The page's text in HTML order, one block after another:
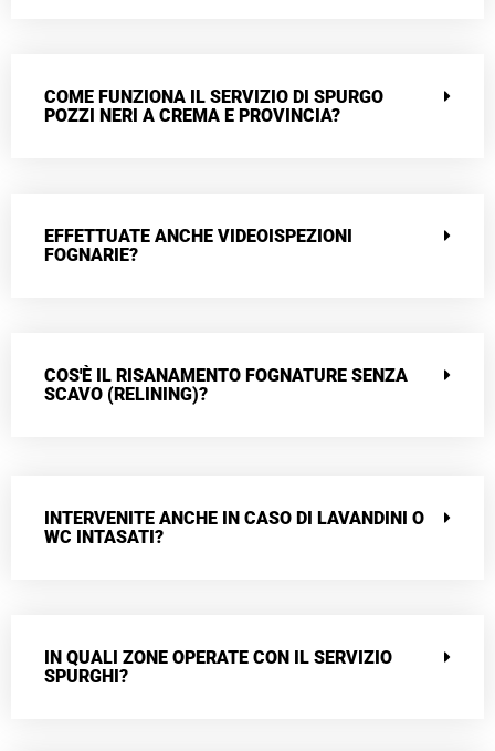
COME FUNZIONA IL SERVIZIO DI SPURGO
POZZI NERI A CREMA E PROVINCIA?
EFFETTUATE ANCHE VIDEOISPEZIONI
FOGNARIE?
COS'È IL RISANAMENTO FOGNATURE SENZA
SCAVO (RELINING)?
INTERVENITE ANCHE IN CASO DI LAVANDINI O
WC INTASATI?
IN QUALI ZONE OPERATE CON IL SERVIZIO
SPURGHI?